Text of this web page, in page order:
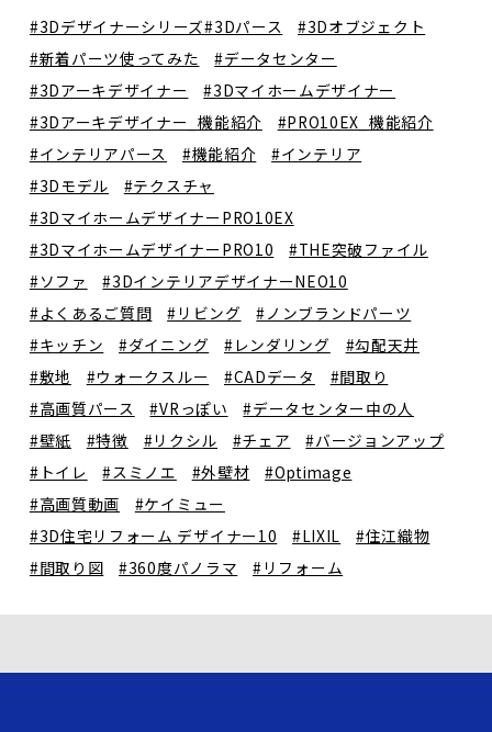
#3Dデザイナーシリーズ#3Dパース
#3Dオブジェクト
#新着パーツ使ってみた
#データセンター
#3Dアーキデザイナー
#3Dマイホームデザイナー
#3Dアーキデザイナー_機能紹介
#PRO10EX_機能紹介
#インテリアパース
#機能紹介
#インテリア
#3Dモデル
#テクスチャ
#3DマイホームデザイナーPRO10EX
#3DマイホームデザイナーPRO10
#THE突破ファイル
#ソファ
#3DインテリアデザイナーNEO10
#よくあるご質問
#リビング
#ノンブランドパーツ
#キッチン
#ダイニング #レンダリング
#勾配天井
#敷地
#ウォークスルー #CADデータ
#間取り
#高画質パース
#VRっぽい
#データセンター中の人
#壁紙
#特徴 #リクシル #チェア
#バージョンアップ
#トイレ
#スミノエ #外壁材
#Optimage
#高画質動画
#ケイミュー
#3D住宅リフォーム デザイナー10
#LIXIL
#住江織物
#間取り図
#360度パノラマ #リフォーム